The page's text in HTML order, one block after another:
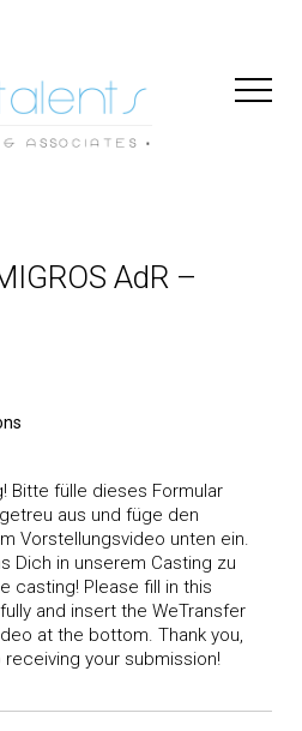
AdR –
Bitte fülle dieses Formular
aus und füge den
Vorstellungsvideo unten ein.
Dich in unserem Casting zu
casting! Please fill in this
and insert the WeTransfer
at the bottom. Thank you,
your submission!